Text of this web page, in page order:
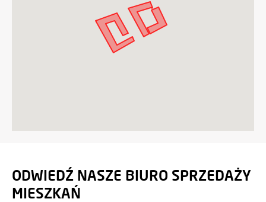
ODWIEDŹ NASZE BIURO SPRZEDAŻY
MIESZKAŃ